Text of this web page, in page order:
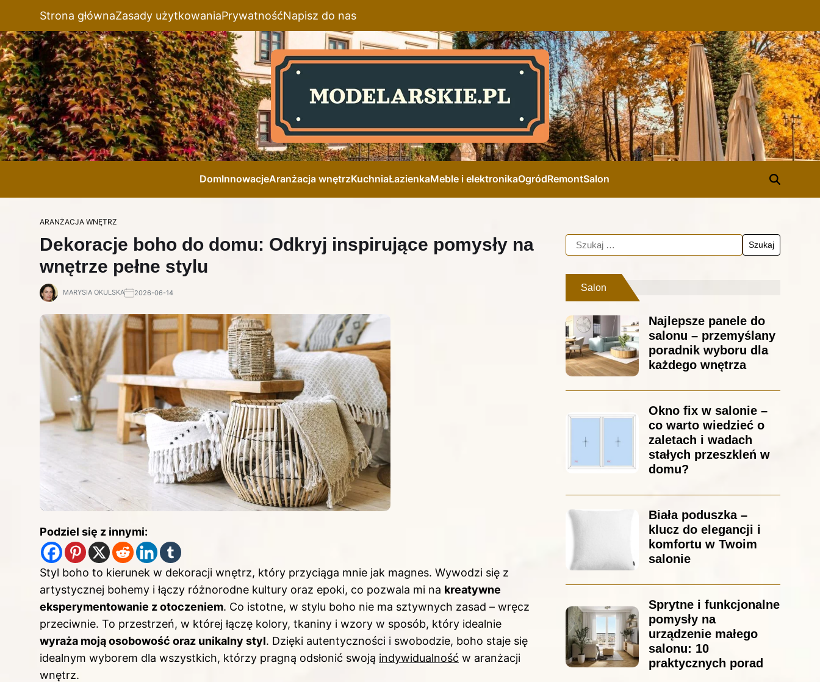
Strona głównaZasady użytkowaniaPrywatnośćNapisz do nas
DomInnowacjeAranżacja wnętrzKuchniaŁazienkaMeble i elektronikaOgródRemontSalon
ARANŻACJA WNĘTRZ
Dekoracje boho do domu: Odkryj inspirujące pomysły na
wnętrze pełne stylu
MARYSIA OKULSKA 2026-06-14
Podziel się z innymi:
Styl boho to kierunek w dekoracji wnętrz, który przyciąga mnie jak magnes. Wywodzi się z
artystycznej bohemy i łączy różnorodne kultury oraz epoki, co pozwala mi na kreatywne
eksperymentowanie z otoczeniem. Co istotne, w stylu boho nie ma sztywnych zasad – wręcz
przeciwnie. To przestrzeń, w której łączę kolory, tkaniny i wzory w sposób, który idealnie
wyraża moją osobowość oraz unikalny styl. Dzięki autentyczności i swobodzie, boho staje się
idealnym wyborem dla wszystkich, którzy pragną odsłonić swoją indywidualność w aranżacji
wnętrz.
Salon
Najlepsze panele do
salonu – przemyślany
poradnik wyboru dla
każdego wnętrza
Okno fix w salonie –
co warto wiedzieć o
zaletach i wadach
stałych przeszkleń w
domu?
Biała poduszka –
klucz do elegancji i
komfortu w Twoim
salonie
Sprytne i funkcjonalne
pomysły na
urządzenie małego
salonu: 10
praktycznych porad